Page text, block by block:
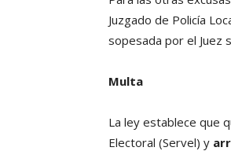
Juzgado de Policía
sopesada por el Juez
Multa
La ley establece que
Electoral (Servel) y